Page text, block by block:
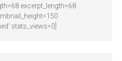
excerpt_length=68
stats_views=0]